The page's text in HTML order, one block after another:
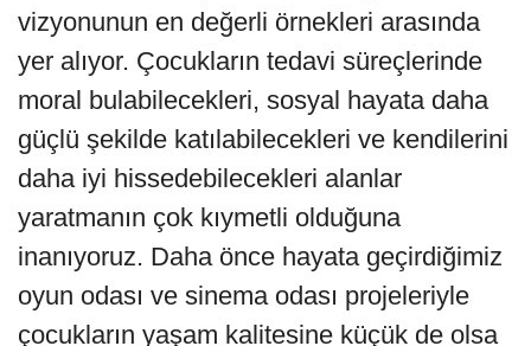
vizyonunun en değerli örnekleri arasında
yer alıyor. Çocukların tedavi süreçlerinde
moral bulabilecekleri, sosyal hayata daha
güçlü şekilde katılabilecekleri ve kendilerini
daha iyi hissedebilecekleri alanlar
yaratmanın çok kıymetli olduğuna
inanıyoruz. Daha önce hayata geçirdiğimiz
oyun odası ve sinema odası projeleriyle
çocukların yaşam kalitesine küçük de olsa